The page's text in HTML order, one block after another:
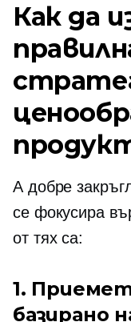
Как да
A добре
се фокусира
от тях са:
1.
базирано